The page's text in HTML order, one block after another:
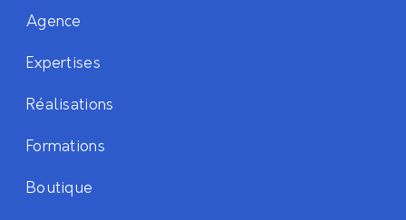
Agence
Expertises
Réalisations
Formations
Boutique